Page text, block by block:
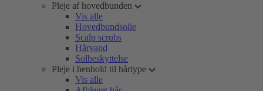
Pleje af hovedbunden
Vis alle
Hovedbundsolie
Scalp scrubs
Hårvand
Solbeskyttelse
Pleje i henhold til hårtype
Vis alle